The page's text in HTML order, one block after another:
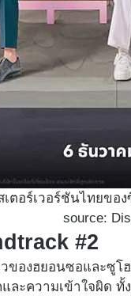
เตอร์เวอร์ชันไทยของ
source:
#2
วของฮยอนซอและซู
ละความเข้าใจผิด